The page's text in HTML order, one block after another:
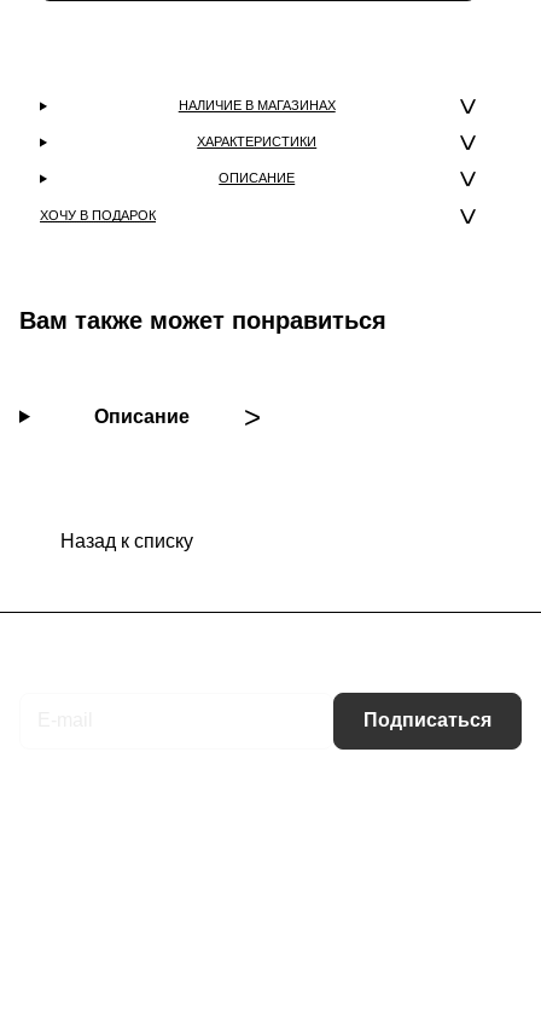
НАЛИЧИЕ В МАГАЗИНАХ
ХАРАКТЕРИСТИКИ
ОПИСАНИЕ
ХОЧУ В ПОДАРОК
Вам также может понравиться
Описание
Назад к списку
Подписаться